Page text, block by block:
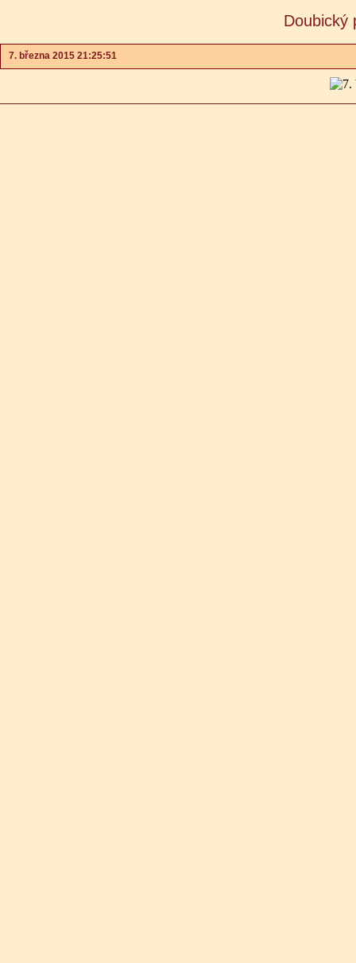
Doubický
7. března 2015 21:25:51